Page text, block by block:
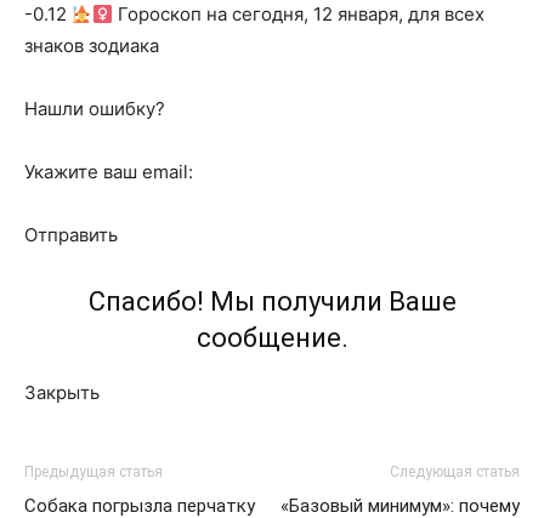
-0.12
Гороскоп на сегодня, 12 января, для всех
знаков зодиака
Нашли ошибку?
Укажите ваш email:
Отправить
Спасибо! Мы получили Ваше
сообщение.
Закрыть
Предыдущая статья
Собака погрызла перчатку
Следующая статья
«Базовый минимум»: почему